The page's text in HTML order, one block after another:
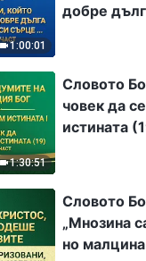
1:00:01
добре
Първа част
1:30:51
Словото
човек да
истината
Словото
„Мнозина
но малцина